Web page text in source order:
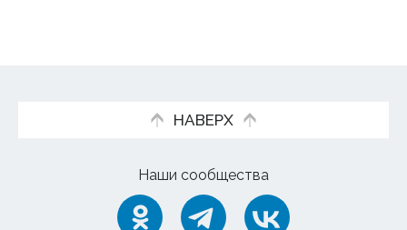
НАВЕРХ
Наши сообщества